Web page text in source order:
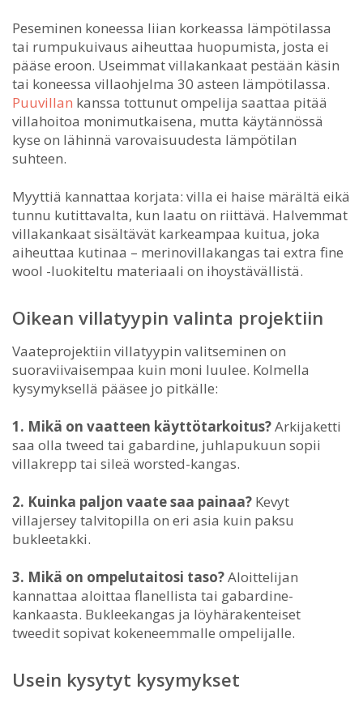
Peseminen koneessa liian korkeassa lämpötilassa
tai rumpukuivaus aiheuttaa huopumista, josta ei
pääse eroon. Useimmat villakankaat pestään käsin
tai koneessa villaohjelma 30 asteen lämpötilassa.
Puuvillan kanssa tottunut ompelija saattaa pitää
villahoitoa monimutkaisena, mutta käytännössä
kyse on lähinnä varovaisuudesta lämpötilan
suhteen.
Myyttiä kannattaa korjata: villa ei haise märältä eikä
tunnu kutittavalta, kun laatu on riittävä. Halvemmat
villakankaat sisältävät karkeampaa kuitua, joka
aiheuttaa kutinaa – merinovillakangas tai extra fine
wool -luokiteltu materiaali on ihoystävällistä.
Oikean villatyypin valinta projektiin
Vaateprojektiin villatyypin valitseminen on
suoraviivaisempaa kuin moni luulee. Kolmella
kysymyksellä pääsee jo pitkälle:
1. Mikä on vaatteen käyttötarkoitus?Arkijaketti
saa olla tweed tai gabardine, juhlapukuun sopii
villakrepp tai sileä worsted-kangas.
2. Kuinka paljon vaate saa painaa? Kevyt
villajersey talvitopilla on eri asia kuin paksu
bukleetakki.
3. Mikä on ompelutaitosi taso?Aloittelijan
kannattaa aloittaa flanellista tai gabardine-
kankaasta. Bukleekangas ja löyhärakenteiset
tweedit sopivat kokeneemmalle ompelijalle.
Usein kysytyt kysymykset